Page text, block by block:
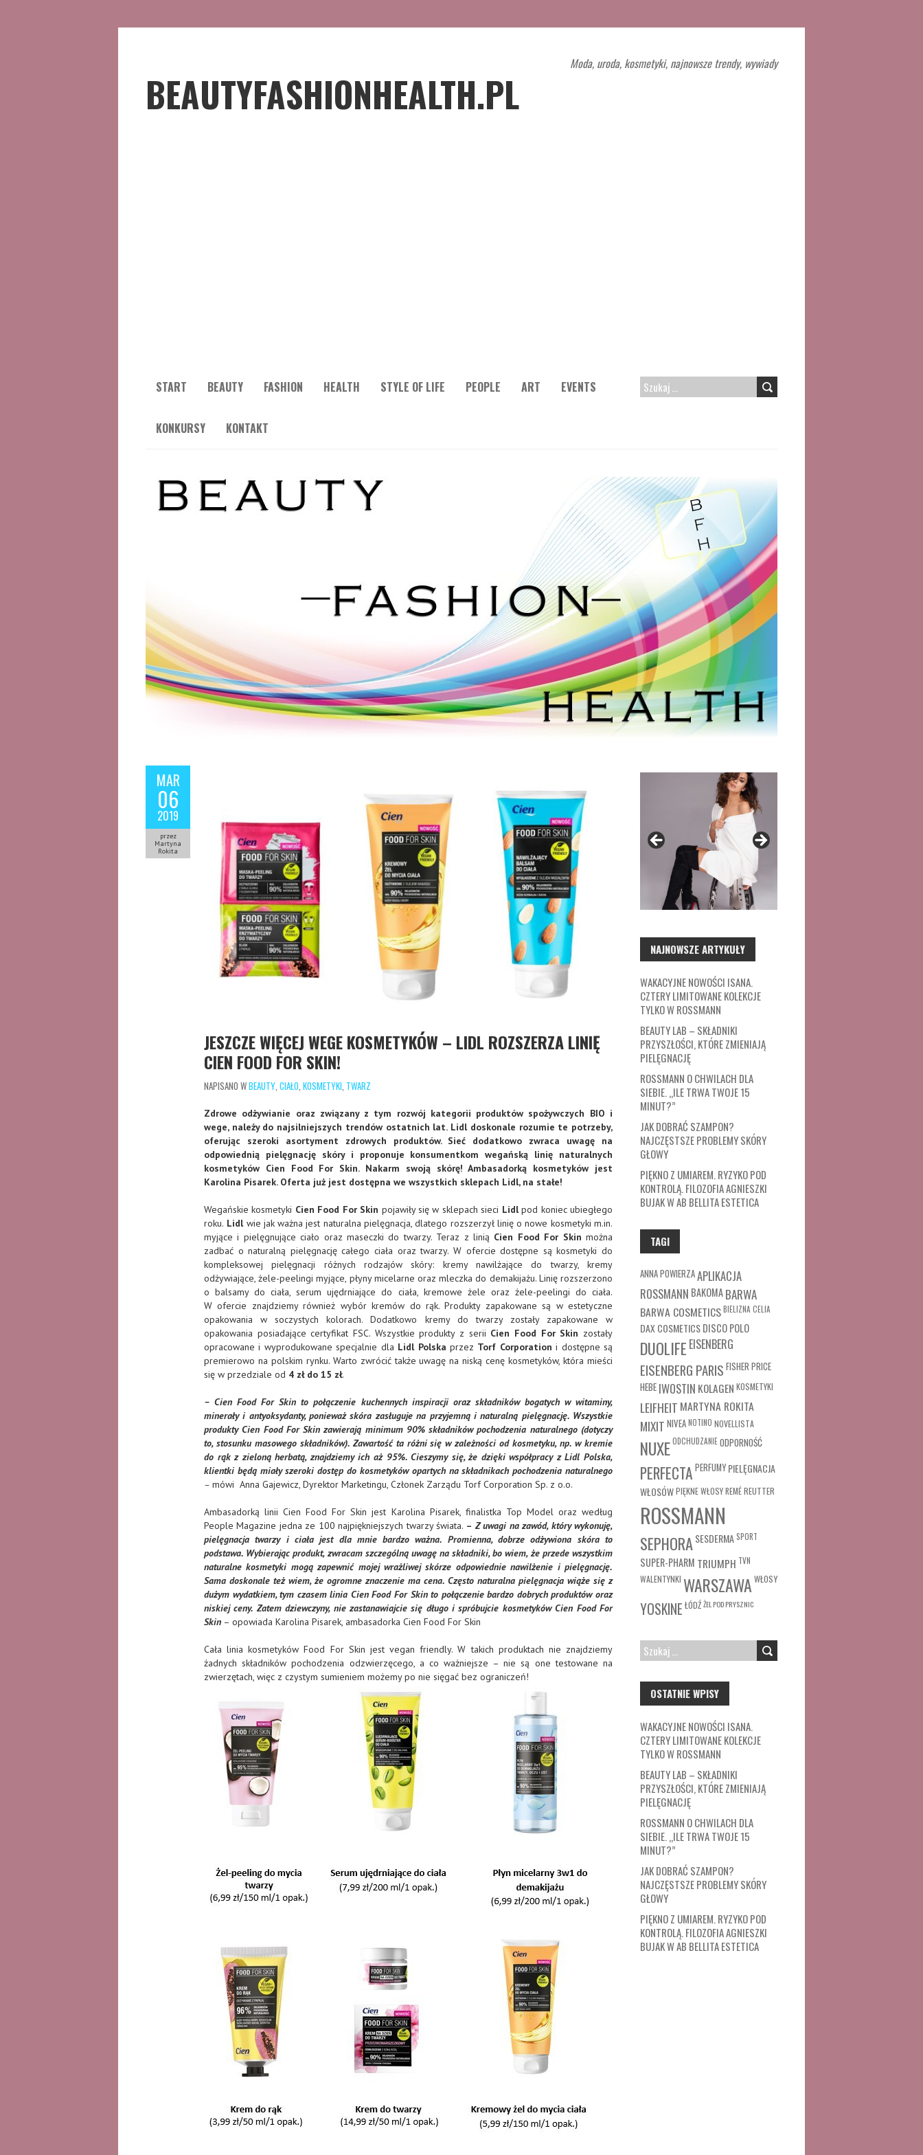
BEAUTYFASHIONHEALTH.PL
Moda, uroda, kosmetyki, najnowsze trendy, wywiady
START BEAUTY FASHION HEALTH STYLE OF LIFE PEOPLE ART EVENTS
KONKURSY KONTAKT
SZUKAJ:
MAR
06
2019
przez
Martyna
Rokita
JESZCZE WIĘCEJ WEGE KOSMETYKÓW – LIDL ROZSZERZA LINIĘ
CIEN FOOD FOR SKIN!
NAPISANO WBEAUTY, CIAŁO, KOSMETYKI, TWARZ
Zdrowe odżywianie oraz związany z tym rozwój kategorii produktów spożywczych BIO i
wege, należy do najsilniejszych trendów ostatnich lat. Lidl doskonale rozumie te potrzeby,
oferując szeroki asortyment zdrowych produktów. Sieć dodatkowo zwraca uwagę na
odpowiednią pielęgnację skóry i proponuje konsumentkom wegańską linię naturalnych
kosmetyków Cien Food For Skin. Nakarm swoją skórę! Ambasadorką kosmetyków jest
Karolina Pisarek. Oferta już jest dostępna we wszystkich sklepach Lidl, na stałe!
Wegańskie kosmetyki Cien Food For Skin pojawiły się w sklepach sieci Lidlpod koniec ubiegłego
roku. Lidlwie jak ważna jest naturalna pielęgnacja, dlatego rozszerzył linię o nowe kosmetyki m.in.
myjące i pielęgnujące ciało oraz maseczki do twarzy. Teraz z linią Cien Food For Skin można
zadbać o naturalną pielęgnację całego ciała oraz twarzy. W ofercie dostępne są kosmetyki do
kompleksowej pielęgnacji różnych rodzajów skóry: kremy nawilżające do twarzy, kremy
odżywiające, żele-peelingi myjące, płyny micelarne oraz mleczka do demakijażu. Linię rozszerzono
o balsamy do ciała, serum ujędrniające do ciała, kremowe żele oraz żele-peelingi do ciała.
W ofercie znajdziemy również wybór kremów do rąk. Produkty zapakowane są w estetyczne
opakowania w soczystych kolorach. Dodatkowo kremy do twarzy zostały zapakowane w
opakowania posiadające certyfikat FSC. Wszystkie produkty z serii Cien Food For Skin zostały
opracowane i wyprodukowane specjalnie dla Lidl Polska przez Torf Corporation i dostępne są
premierowo na polskim rynku. Warto zwrócić także uwagę na niską cenę kosmetyków, która mieści
się w przedziale od 4 zł do 15 zł.
– Cien Food For Skin to połączenie kuchennych inspiracji oraz składników bogatych w witaminy,
minerały i antyoksydanty, ponieważ skóra zasługuje na przyjemną i naturalną pielęgnację. Wszystkie
produkty Cien Food For Skin zawierają minimum 90% składników pochodzenia naturalnego (dotyczy
to, stosunku masowego składników). Zawartość ta różni się w zależności od kosmetyku, np. w kremie
do rąk z zieloną herbatą, znajdziemy ich aż 95%. Cieszymy się, że dzięki współpracy z Lidl Polska,
klientki będą miały szeroki dostęp do kosmetyków opartych na składnikach pochodzenia naturalnego
– mówi Anna Gajewicz, Dyrektor Marketingu, Członek Zarządu Torf Corporation Sp. z o.o.
Ambasadorką linii Cien Food For Skin jest Karolina Pisarek, finalistka Top Model oraz według
People Magazine jedna ze 100 najpiękniejszych twarzy świata. – Z uwagi na zawód, który wykonuję,
pielęgnacja twarzy i ciała jest dla mnie bardzo ważna. Promienna, dobrze odżywiona skóra to
podstawa. Wybierając produkt, zwracam szczególną uwagę na składniki, bo wiem, że przede wszystkim
naturalne kosmetyki mogą zapewnić mojej wrażliwej skórze odpowiednie nawilżenie i pielęgnację.
Sama doskonale też wiem, że ogromne znaczenie ma cena. Często naturalna pielęgnacja wiąże się z
dużym wydatkiem, tym czasem linia Cien Food For Skin to połączenie bardzo dobrych produktów oraz
niskiej ceny. Zatem dziewczyny, nie zastanawiajcie się długo i spróbujcie kosmetyków Cien Food For
Skin – opowiada Karolina Pisarek, ambasadorka Cien Food For Skin
Cała linia kosmetyków Food For Skin jest vegan friendly. W takich produktach nie znajdziemy
żadnych składników pochodzenia odzwierzęcego, a co ważniejsze – nie są one testowane na
zwierzętach, więc z czystym sumieniem możemy po nie sięgać bez ograniczeń!
NAJNOWSZE ARTYKUŁY
WAKACYJNE NOWOŚCI ISANA.
CZTERY LIMITOWANE KOLEKCJE
TYLKO W ROSSMANN
BEAUTY LAB – SKŁADNIKI
PRZYSZŁOŚCI, KTÓRE ZMIENIAJĄ
PIELĘGNACJĘ
ROSSMANN O CHWILACH DLA
SIEBIE. „ILE TRWA TWOJE 15
MINUT?”
JAK DOBRAĆ SZAMPON?
NAJCZĘSTSZE PROBLEMY SKÓRY
GŁOWY
PIĘKNO Z UMIAREM. RYZYKO POD
KONTROLĄ. FILOZOFIA AGNIESZKI
BUJAK W AB BELLITA ESTETICA
TAGI
ANNA POWIERZAAPLIKACJA
ROSSMANN BAKOMABARWA
BARWA COSMETICSBIELIZNA CELIA
DAX COSMETICSDISCO POLO
DUOLIFE EISENBERG
EISENBERG PARIS FISHER PRICE
HEBE IWOSTIN KOLAGEN KOSMETYKI
LEIFHEIT MARTYNA ROKITA
MIXIT NIVEANOTINO NOVELLISTA
NUXEODCHUDZANIEODPORNOŚĆ
PERFECTA PERFUMY PIELĘGNACJA
WŁOSÓWPIĘKNE WŁOSYREMÉREUTTER
ROSSMANN
SEPHORASESDERMA SPORT
SUPER-PHARM TRIUMPH TVN
WALENTYNKI WARSZAWA WŁOSY
YOSKINE ŁÓDŹŻEL POD PRYSZNIC
SZUKAJ:
OSTATNIE WPISY
WAKACYJNE NOWOŚCI ISANA.
CZTERY LIMITOWANE KOLEKCJE
TYLKO W ROSSMANN
BEAUTY LAB – SKŁADNIKI
PRZYSZŁOŚCI, KTÓRE ZMIENIAJĄ
PIELĘGNACJĘ
ROSSMANN O CHWILACH DLA
SIEBIE. „ILE TRWA TWOJE 15
MINUT?”
JAK DOBRAĆ SZAMPON?
NAJCZĘSTSZE PROBLEMY SKÓRY
GŁOWY
PIĘKNO Z UMIAREM. RYZYKO POD
KONTROLĄ. FILOZOFIA AGNIESZKI
BUJAK W AB BELLITA ESTETICA